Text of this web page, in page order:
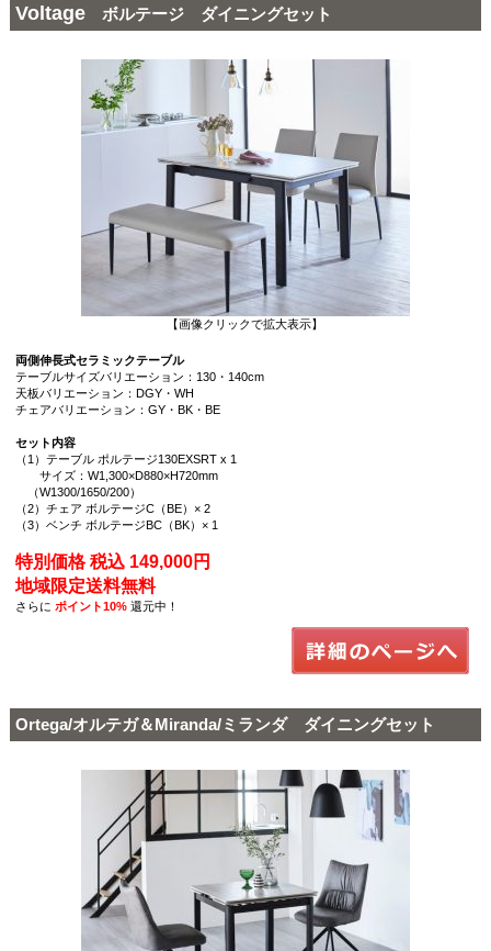
Voltageボルテージ ダイニングセット
【画像クリックで拡大表示】
両側伸長式セラミックテーブル
テーブルサイズバリエーション：130・140cm
天板バリエーション：DGY・WH
チェアバリエーション：GY・BK・BE
セット内容
（1）テーブル ポルテージ130EXSRT x 1
サイズ：W1,300×D880×H720mm
（W1300/1650/200）
（2）チェア ボルテージC（BE）× 2
（3）ベンチ ボルテージBC（BK）× 1
特別価格 税込 149,000円
地域限定送料無料
さらに ポイント10%還元中！
Ortega/オルテガ＆Miranda/ミランダ ダイニングセット